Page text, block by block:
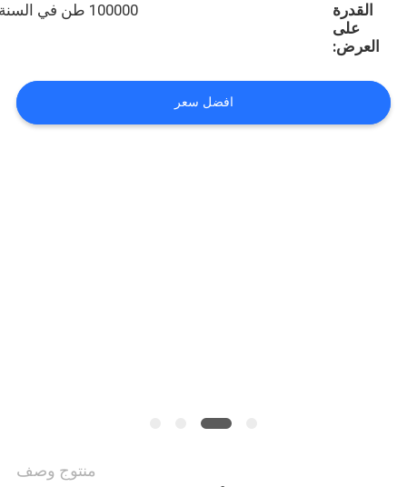
PRIVACY
POLICY
القدرة
على
العرض:
100000 طن في السنة
افضل سعر
منتوج وصف